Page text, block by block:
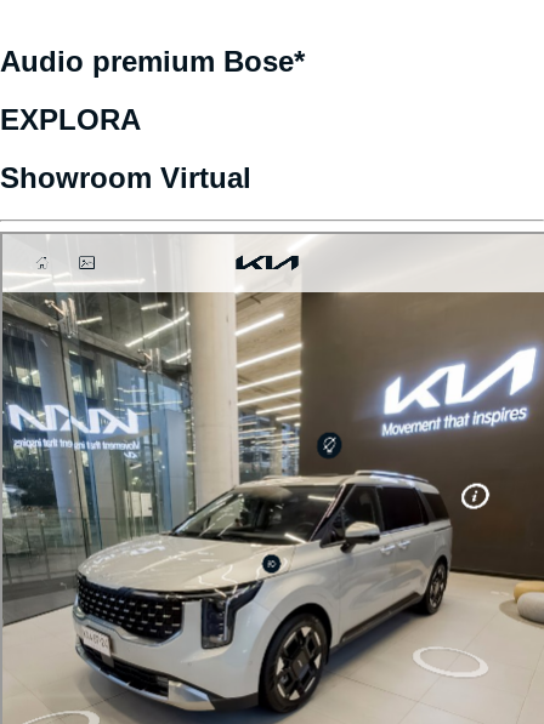
Audio premium Bose*
EXPLORA
Showroom Virtual